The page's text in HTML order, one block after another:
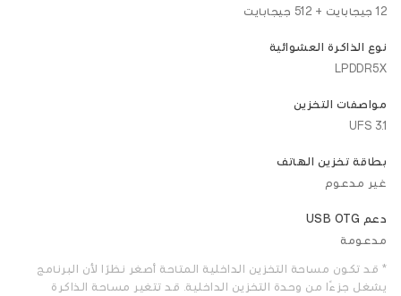
12 جيجابايت + 512 جيجابايت
نوع الذاكرة العشوائية
LPDDR5X
مواصفات التخزين
UFS 3.1
بطاقة تخزين الهاتف
غير مدعوم
دعم USB OTG
مدعومة
* قد تكون مساحة التخزين الداخلية المتاحة أصغر نظرًا لأن البرنامج
يشغل جزءًا من وحدة التخزين الداخلية. قد تتغير مساحة الذاكرة